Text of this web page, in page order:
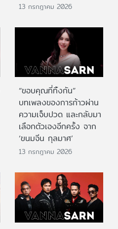
13 กรกฎาคม 2026
“ขอบคุณที่ทิ้งกัน”
บทเพลงของการก้าวผ่าน
ความเจ็บปวด และกลับมา
เลือกตัวเองอีกครั้ง จาก
‘ขนมจีน กุลมาศ’
13 กรกฎาคม 2026